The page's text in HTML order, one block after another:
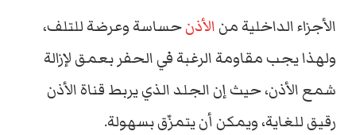
الأجزاء الداخلية منالأذنحساسة وعرضة للتلف،
ولهذا يجب مقاومة الرغبة في الحفر بعمق لإزالة
شمع الأذن،حيث إن الجلد الذي يربط قناة الأذن
رقيق للغاية، ويمكن أن يتمزّق بسهولة.